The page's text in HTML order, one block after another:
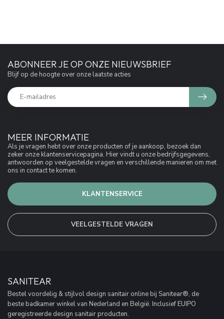
MEER INFORMATIE
Als je vragen hebt over onze producten of je aankoop, bezoek dan
zeker onze klantenservicepagina. Hier vindt u onze bedrijfsgegevens,
antwoorden op veelgestelde vragen en verschillende manieren om met
ons in contact te komen.
KLANTENSERVICE
VEELGESTELDE VRAGEN
ABONNEER JE OP ONZE NIEUWSBRIEF
Blijf op de hoogte over onze laatste acties
SANITEAR
Bestel voordelig & stijlvol design sanitair online bij Sanitear®, de
beste badkamer winkel van Nederland en België. Inclusief EUIPO
geregistreerde design sanitair producten.